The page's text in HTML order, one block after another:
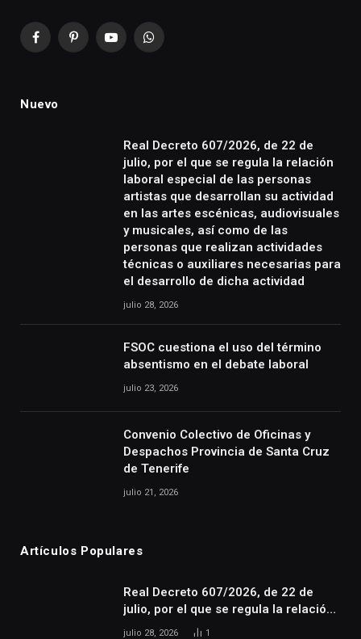
FacebookPinterestYouTubeWhatsApp
Nuevo
Real Decreto 607/2026, de 22 de
julio, por el que se regula la relación
laboral especial de las personas
artistas que desarrollan su actividad
en las artes escénicas, audiovisuales
y musicales, así como de las
personas que realizan actividades
técnicas o auxiliares necesarias para
el desarrollo de dicha actividad
julio 28, 2026
FSOC cuestiona el uso del término
absentismo en el debate laboral
julio 23, 2026
Convenio Colectivo de Oficinas y
Despachos Provincia de Santa Cruz
de Tenerife
julio 21, 2026
Artículos Populares
Real Decreto 607/2026, de 22 de
julio, por el que se regula la relación
laboral especial de las personas
julio 28, 2026 1